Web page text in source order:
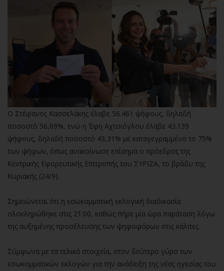
Ο Στέφανος Κασσελάκης έλαβε 56.461 ψήφους, δηλαδή
ποσοστό 56,69%, ενώ η Έφη Αχτσιόγλου έλαβε 43.139
ψήφους, δηλαδή ποσοστό 43,31% με καταγεγραμμένο το 75%
των ψήφων, όπως ανακοίνωσε επίσημα ο πρόεδρος της
Κεντρικής Εφορευτικής Επιτροπής του ΣΥΡΙΖΑ, το βράδυ της
Κυριακής (24/9).
Σημειώνεται ότι η εσωκομματική εκλογική διαδικασία
ολοκληρώθηκε στις 21:00, καθώς πήρε μία ώρα παράταση λόγω
της αυξημένης προσέλευσης των ψηφοφόρων στις κάλπες.
Σύμφωνα με τα τελικά στοιχεία, στον δεύτερο γύρο των
εσωκομματικών εκλογών για την ανάδειξη της νέας ηγεσίας του